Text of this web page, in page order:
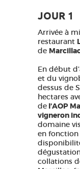
JOUR 1
Arrivée à
restaurant
de
En début
et du
dessus de
hectares
de l’AOP
vigneron
domaine
en fonction
collations